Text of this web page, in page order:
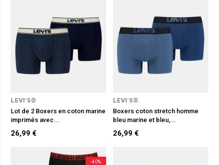
LEVI'S®
Lot de 2 Boxers en coton marine
imprimés avec...
26,99 €
LEVI'S®
Boxers coton stretch homme
bleu marine et bleu,...
26,99 €
-40%